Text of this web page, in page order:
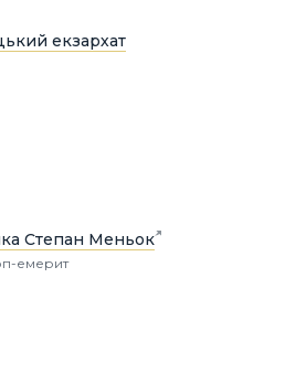
екзархат
Степан Меньок
емерит